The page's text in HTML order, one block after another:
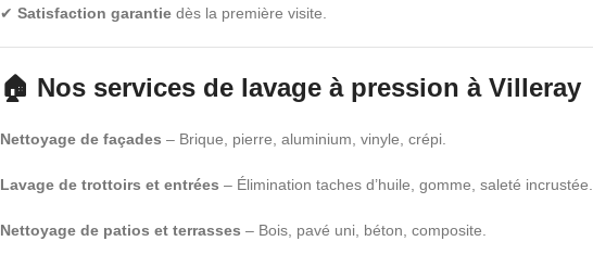
✔ Satisfaction garantie dès la première visite.
🏠 Nos services de lavage à pression à Villeray
Nettoyage de façades – Brique, pierre, aluminium, vinyle, crépi.
Lavage de trottoirs et entrées – Élimination taches d’huile, gomme, saleté incrustée.
Nettoyage de patios et terrasses – Bois, pavé uni, béton, composite.